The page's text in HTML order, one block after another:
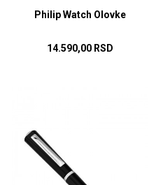
Philip Watch Olovke
14.590,00 RSD